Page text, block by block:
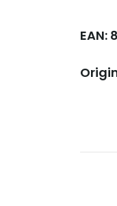
EAN: